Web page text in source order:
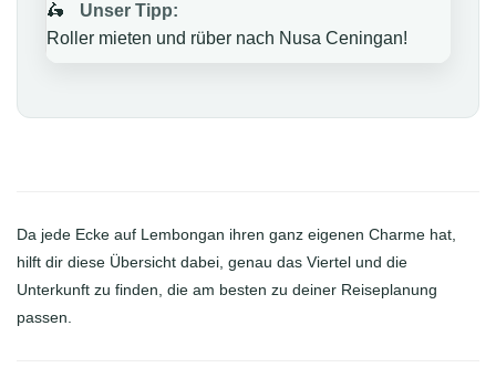
🛵
Unser Tipp:
Roller mieten und rüber nach Nusa Ceningan!
Da jede Ecke auf Lembongan ihren ganz eigenen Charme hat,
hilft dir diese Übersicht dabei, genau das Viertel und die
Unterkunft zu finden, die am besten zu deiner Reiseplanung
passen.